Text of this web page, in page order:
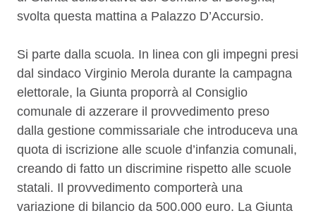
svolta questa mattina a Palazzo D’Accursio.
Si parte dalla scuola. In linea con gli impegni presi
dal sindaco Virginio Merola durante la campagna
elettorale, la Giunta proporrà al Consiglio
comunale di azzerare il provvedimento preso
dalla gestione commissariale che introduceva una
quota di iscrizione alle scuole d’infanzia comunali,
creando di fatto un discrimine rispetto alle scuole
statali. Il provvedimento comporterà una
variazione di bilancio da 500.000 euro. La Giunta